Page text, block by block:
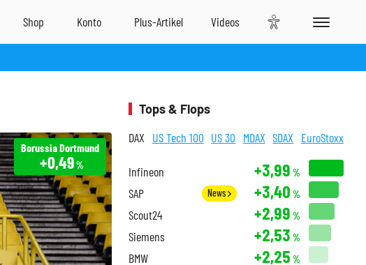
Borussia Dortmund
+0,49 %
Tops & Flops
DAX US Tech 100 US 30 MDAX SDAX EuroStoxx
Infineon +3,99 %
SAP News +3,40 %
Scout24 +2,99 %
Siemens +2,53 %
BMW +2,25 %